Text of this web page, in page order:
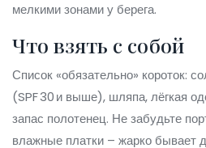
мелкими зонами у берега.
Что взять с собой
Список «обязательно» короток:
(SPF 30 и выше), шляпа, лёгкая
запас полотенец. Не забудьте
влажные платки – жарко бывает